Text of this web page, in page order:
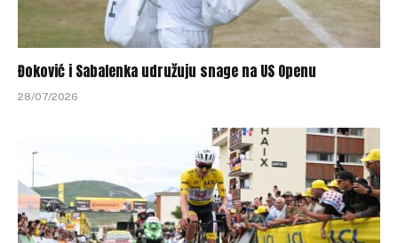
Đoković i Sabalenka udružuju snage na US Openu
28/07/2026